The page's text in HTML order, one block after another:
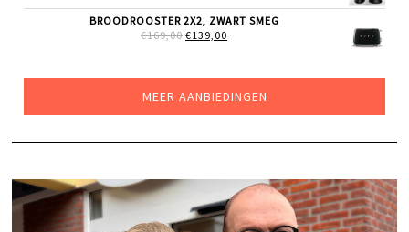
WAS:
€229,00.
IS:
BROODROOSTER 2X2, ZWART SMEG
€169,00 OORSPRONKELIJKE
€139,00
MEER AANBIEDINGEN